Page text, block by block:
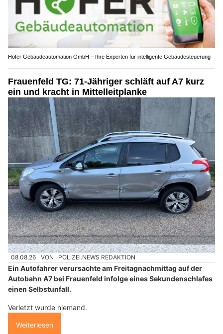
Hofer Gebäudeautomation GmbH – Ihre Experten für intelligente Gebäudesteuerung
Frauenfeld TG: 71-Jähriger schläft auf A7 kurz
ein und kracht in Mittelleitplanke
08.08.26 VON POLIZEI.NEWS REDAKTION
Ein Autofahrer verursachte am Freitagnachmittag auf der
Autobahn A7 bei Frauenfeld infolge eines Sekundenschlafes
einen Selbstunfall.
Verletzt wurde niemand.
Weiterlesen